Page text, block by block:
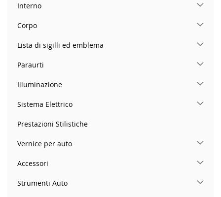
Interno
Corpo
Lista di sigilli ed emblema
Paraurti
Illuminazione
Sistema Elettrico
Prestazioni Stilistiche
Vernice per auto
Accessori
Strumenti Auto